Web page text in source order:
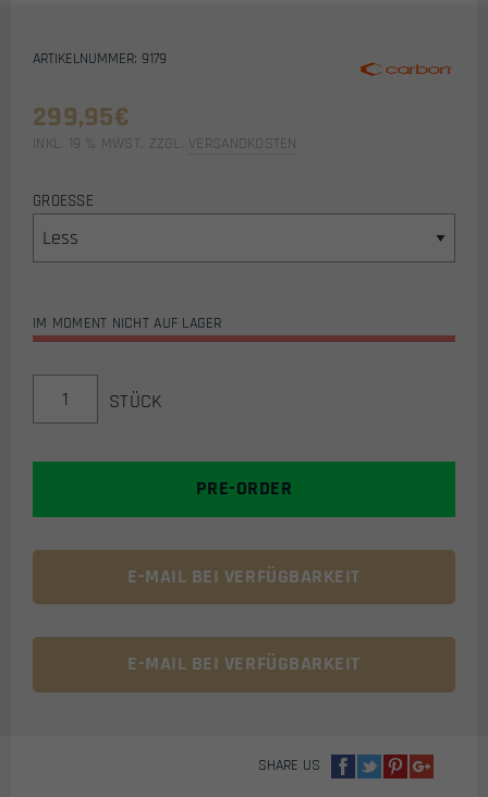
ARTIKELNUMMER: 9179
299,95€
INKL. 19 % MWST. ZZGL. VERSANDKOSTEN
GROESSE
IM MOMENT NICHT AUF LAGER
PRO
MASKE
MENGE
STÜCK
PRE-ORDER
E-MAIL BEI VERFÜGBARKEIT
E-MAIL BEI VERFÜGBARKEIT
SHARE US